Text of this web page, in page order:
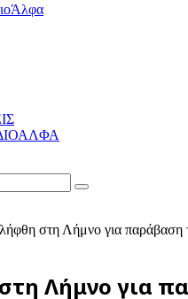
Αναζήτηση
στη Λήμνο για παράβαση
Λήμνο για